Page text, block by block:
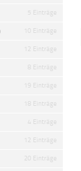
5 Einträge
10 Einträge
12 Einträge
8 Einträge
19 Einträge
18 Einträge
4 Einträge
12 Einträge
20 Einträge